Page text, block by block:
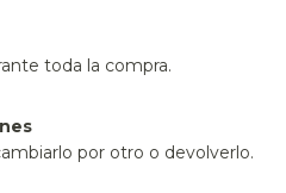
toda la compra.
por otro o devolverlo.